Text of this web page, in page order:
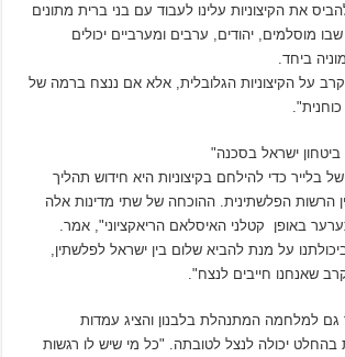
את הקיצוניות עלינו לעבוד עם בני ברית מתונים
מוסלמים, יהודים, ערבים ומערביים יכולים
ביחד.
על הקיצוניות הגלובלית, אלא אם ננצח ברמה של
ישראל בסכנה"
בלייר כדי להילחם בקיצוניות היא חידוש תהליך
הרשות הפלשתינית. ההוכחה של שתי מדינות אלה
באופן קטלני האיסלאם הריאקציוני", אמר.
על מנת להביא שלום בין ישראל לפלשתין,
שאנחנו חייבים לנצח".
גם למלחמה המתנהלת בלבנון והציג עמדות
יכולה לנצל לטובתה. "כל מי שיש לו רגשות